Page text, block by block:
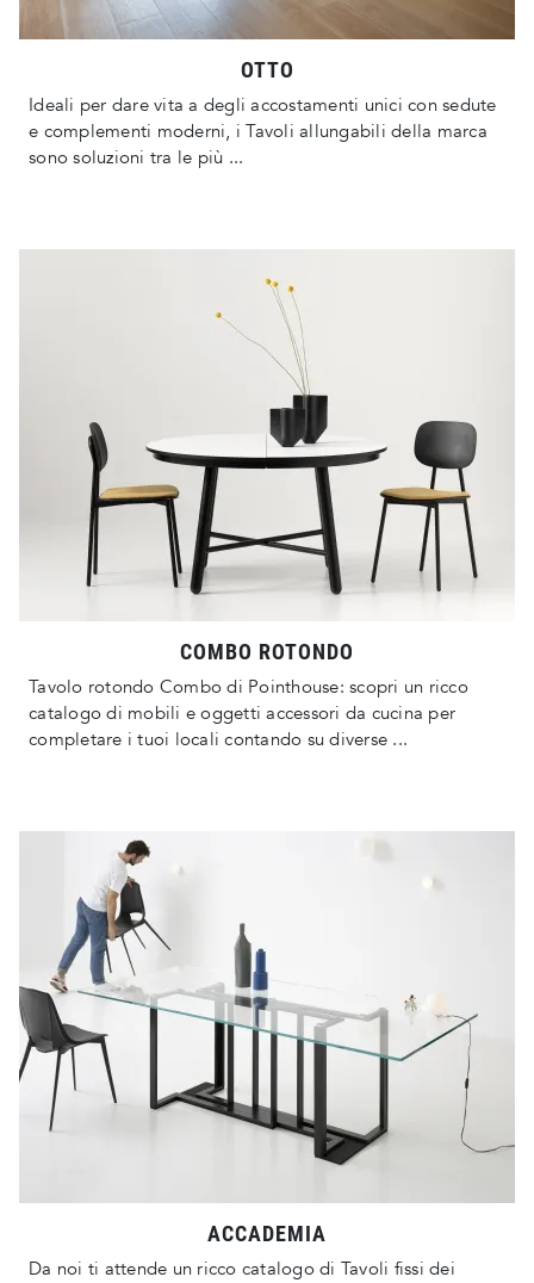
OTTO
Ideali per dare vita a degli accostamenti unici con sedute
e complementi moderni, i Tavoli allungabili della marca
sono soluzioni tra le più ...
COMBO ROTONDO
Tavolo rotondo Combo di Pointhouse: scopri un ricco
catalogo di mobili e oggetti accessori da cucina per
completare i tuoi locali contando su diverse ...
ACCADEMIA
Da noi ti attende un ricco catalogo di Tavoli fissi dei